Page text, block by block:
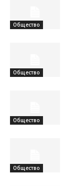
Общество
Общество
Общество
Общество